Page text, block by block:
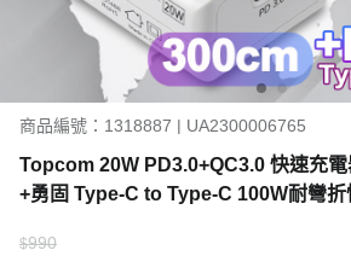
商品編號：1318887 | UA2300006765
Topcom 20W PD3.0+QC3.0 快速充
+勇固 Type-C to Type-C 100W耐彎
$990